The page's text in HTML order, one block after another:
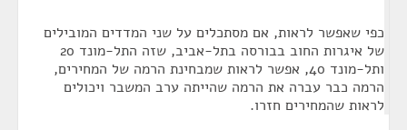
כפי שאפשר לראות, אם מסתכלים על שני המדדים המובילים
של איגרות החוב בבורסה בתל-אביב, שזה התל-מונד 20
ותל-מונד 40, אפשר לראות שמבחינת הרמה של המחירים,
הרמה כבר עברה את הרמה שהייתה ערב המשבר ויכולים
לראות שהמחירים חזרו.